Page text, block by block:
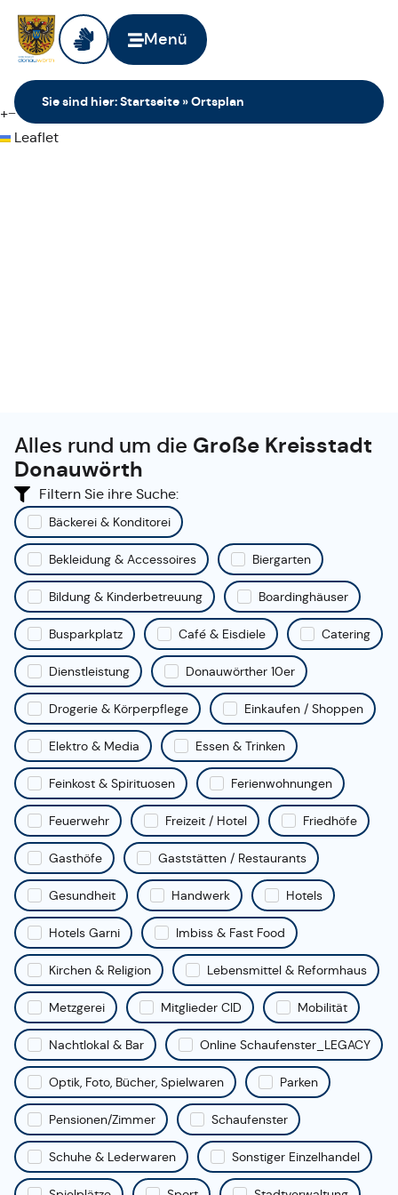
Menü
Sie sind hier:Startseite »Ortsplan
+−
Leaflet
Alles rund um die Große Kreisstadt
Donauwörth
Filtern Sie ihre Suche:
Bäckerei & Konditorei
Bekleidung & Accessoires Biergarten
Bildung & Kinderbetreuung Boardinghäuser
Busparkplatz Café & Eisdiele Catering
Dienstleistung Donauwörther 10er
Drogerie & Körperpflege Einkaufen / Shoppen
Elektro & Media Essen & Trinken
Feinkost & Spirituosen Ferienwohnungen
Feuerwehr Freizeit / Hotel Friedhöfe
Gasthöfe Gaststätten / Restaurants
Gesundheit Handwerk Hotels
Hotels Garni Imbiss & Fast Food
Kirchen & Religion Lebensmittel & Reformhaus
Metzgerei Mitglieder CID Mobilität
Nachtlokal & Bar Online Schaufenster_LEGACY
Optik, Foto, Bücher, Spielwaren Parken
Pensionen/Zimmer Schaufenster
Schuhe & Lederwaren Sonstiger Einzelhandel